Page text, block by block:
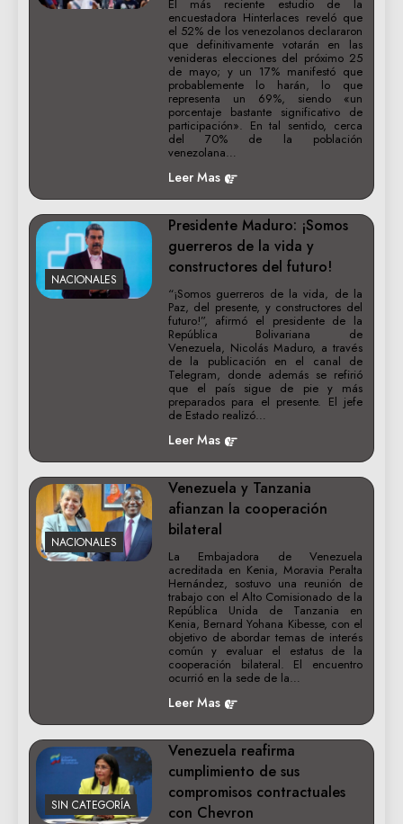
El más reciente estudio de la
encuestadora Hinterlaces reveló que
el 52% de los venezolanos declararon
que definitivamente votarán en las
venideras elecciones del próximo 25
de mayo; y un 17% manifestó que
probablemente lo harán, lo que
representa un 69%, siendo «un
porcentaje bastante significativo de
participación». En tal sentido, cerca
del 70% de la población
venezolana…
Leer Mas
NACIONALES
Presidente Maduro: ¡Somos
guerreros de la vida y
constructores del futuro!
“¡Somos guerreros de la vida, de la
Paz, del presente, y constructores del
futuro!”, afirmó el presidente de la
República Bolivariana de
Venezuela, Nicolás Maduro, a través
de la publicación en el canal de
Telegram, donde además se refirió
que el país sigue de pie y más
preparados para el presente. El jefe
de Estado realizó…
Leer Mas
NACIONALES
Venezuela y Tanzania
afianzan la cooperación
bilateral
La Embajadora de Venezuela
acreditada en Kenia, Moravia Peralta
Hernández, sostuvo una reunión de
trabajo con el Alto Comisionado de la
República Unida de Tanzania en
Kenia, Bernard Yohana Kibesse, con el
objetivo de abordar temas de interés
común y evaluar el estatus de la
cooperación bilateral. El encuentro
ocurrió en la sede de la…
Leer Mas
SIN CATEGORÍA
Venezuela reafirma
cumplimiento de sus
compromisos contractuales
con Chevron